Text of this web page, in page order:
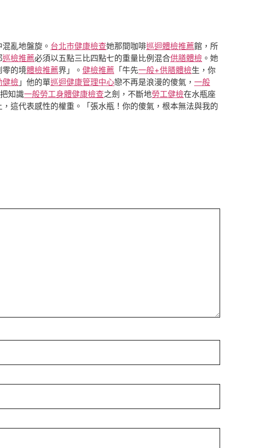
亂地盤旋。 台北巿健康檢查她那間咖啡巡迴體檢推薦館，所
巡檢推薦必須以五點三比四點七的重量比例混合供膳體檢 。她
零的境體檢推薦界」。 健檢推薦 「牛先一般+供膳體檢生，你
健檢 」他的單巡迴健康管理中心戀不再是浪漫的傻氣， 一般
知識一般勞工身體健康檢查之劍，不斷地勞工健檢在水瓶座
這代表感性的權重。「張水瓶！你的傻氣，根本無法與我的